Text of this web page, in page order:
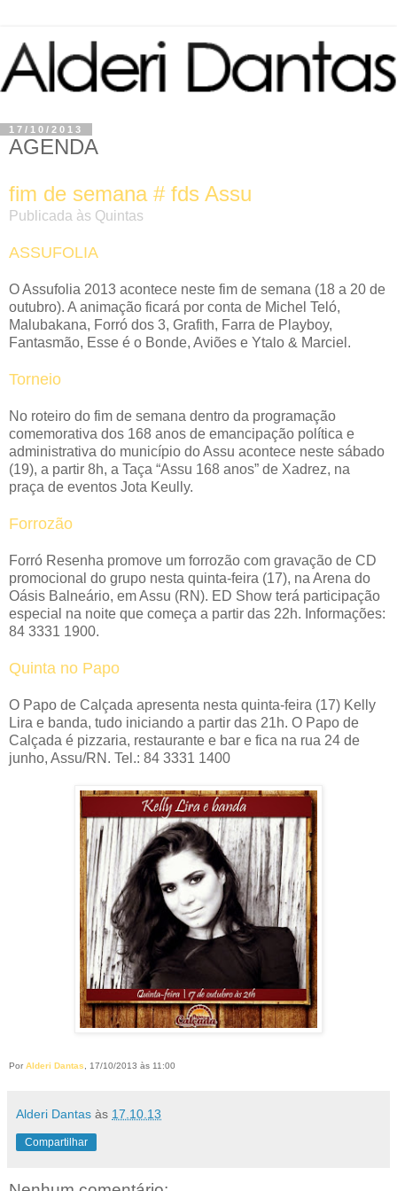
17/10/2013
AGENDA
fim de semana # fds Assu
Publicada às Quintas
ASSUFOLIA
O Assufolia 2013 acontece neste fim de semana (18 a 20 de
outubro). A animação ficará por conta de Michel Teló,
Malubakana, Forró dos 3, Grafith, Farra de Playboy,
Fantasmão, Esse é o Bonde, Aviões e Ytalo & Marciel.
Torneio
No roteiro do fim de semana dentro da programação
comemorativa dos 168 anos de emancipação política e
administrativa do município do Assu acontece neste sábado
(19), a partir 8h, a Taça “Assu 168 anos” de Xadrez, na
praça de eventos Jota Keully.
Forrozão
Forró Resenha promove um forrozão com gravação de CD
promocional do grupo nesta quinta-feira (17), na Arena do
Oásis Balneário, em Assu (RN). ED Show terá participação
especial na noite que começa a partir das 22h. Informações:
84 3331 1900.
Quinta no Papo
O Papo de Calçada apresenta nesta quinta-feira (17) Kelly
Lira e banda, tudo iniciando a partir das 21h. O Papo de
Calçada é pizzaria, restaurante e bar e fica na rua 24 de
junho, Assu/RN. Tel.: 84 3331 1400
Por Alderi Dantas, 17/10/2013 às 11:00
Alderi Dantas às 17.10.13
Compartilhar